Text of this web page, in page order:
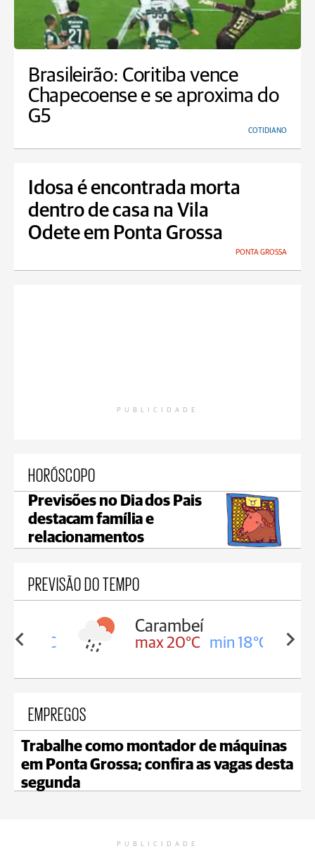
Brasileirão: Coritiba vence
Chapecoense e se aproxima do
G5
COTIDIANO
Idosa é encontrada morta
dentro de casa na Vila
Odete em Ponta Grossa
PONTA GROSSA
PUBLICIDADE
HORÓSCOPO
Previsões no Dia dos Pais
destacam família e
relacionamentos
PREVISÃO DO TEMPO
18°C
Carambeí
max 20°C min 18°C
EMPREGOS
Trabalhe como montador de máquinas
em Ponta Grossa; confira as vagas desta
segunda
PUBLICIDADE